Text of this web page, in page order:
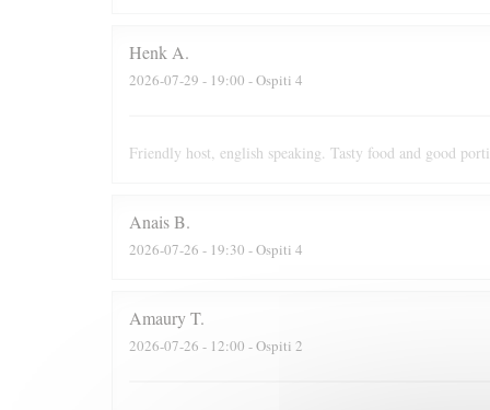
Henk A
2026-07-29 - 19:00 - Ospiti 4
Friendly host, english speaking. Tasty food and good
AnaisB
2026-07-26 - 19:30 - Ospiti 4
AmauryT
2026-07-26 - 12:00 - Ospiti 2